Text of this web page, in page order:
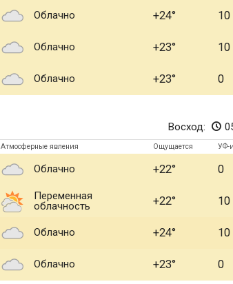
Облачно +24 10
Облачно +23 10
Облачно +23 0
Восход:
Атмосферные явления Ощущается УФ-
Облачно +22 0
Переменная
облачность
+22 10
Облачно +24 10
Облачно +23 0